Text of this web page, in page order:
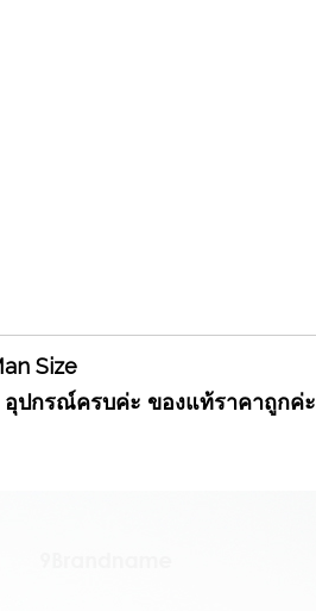
Size
อุปกรณ์ครบค่ะ ของแท้ราคาถูกค่ะ